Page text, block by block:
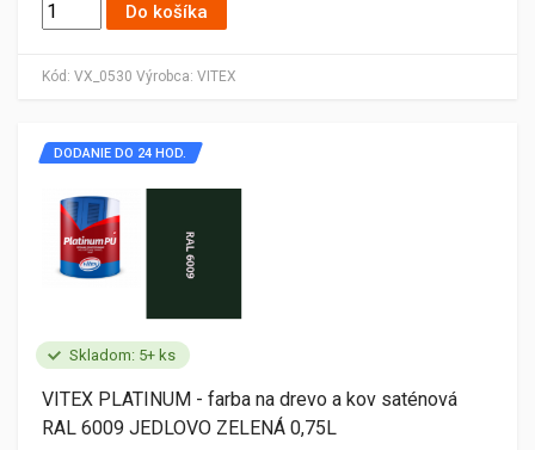
Kód: VX_0530 Výrobca: VITEX
Do košíka
Skladom: 5+ ks
DODANIE DO 24 HOD.
VITEX PLATINUM - farba na drevo a kov saténová
RAL 6009 JEDLOVO ZELENÁ 0,75L